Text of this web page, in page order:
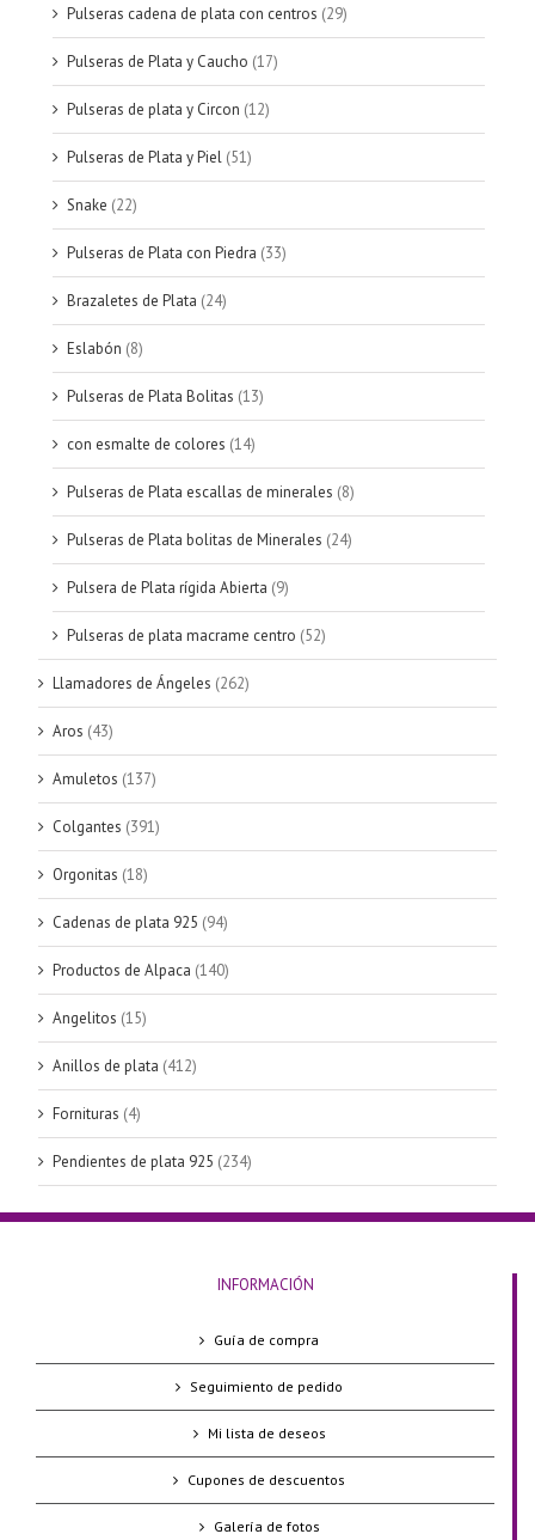
Pulseras cadena de plata con centros (29)
Pulseras de Plata y Caucho (17)
Pulseras de plata y Circon (12)
Pulseras de Plata y Piel (51)
Snake (22)
Pulseras de Plata con Piedra (33)
Brazaletes de Plata (24)
Eslabón (8)
Pulseras de Plata Bolitas (13)
con esmalte de colores (14)
Pulseras de Plata escallas de minerales (8)
Pulseras de Plata bolitas de Minerales (24)
Pulsera de Plata rígida Abierta (9)
Pulseras de plata macrame centro (52)
Llamadores de Ángeles (262)
Aros (43)
Amuletos (137)
Colgantes (391)
Orgonitas (18)
Cadenas de plata 925 (94)
Productos de Alpaca (140)
Angelitos (15)
Anillos de plata (412)
Fornituras (4)
Pendientes de plata 925 (234)
INFORMACIÓN
Guía de compra
Seguimiento de pedido
Mi lista de deseos
Cupones de descuentos
Galería de fotos